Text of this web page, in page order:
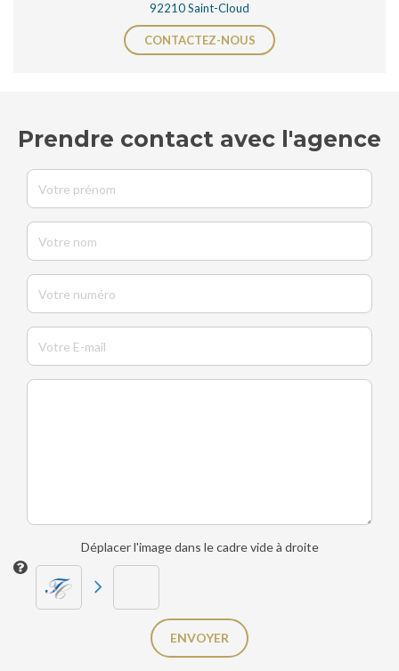
92210 Saint-Cloud
CONTACTEZ-NOUS
Prendre contact avec l'agence
Déplacer l'image dans le cadre vide à droite
ENVOYER